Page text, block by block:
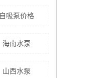
自吸泵价格
海南水泵
山西水泵